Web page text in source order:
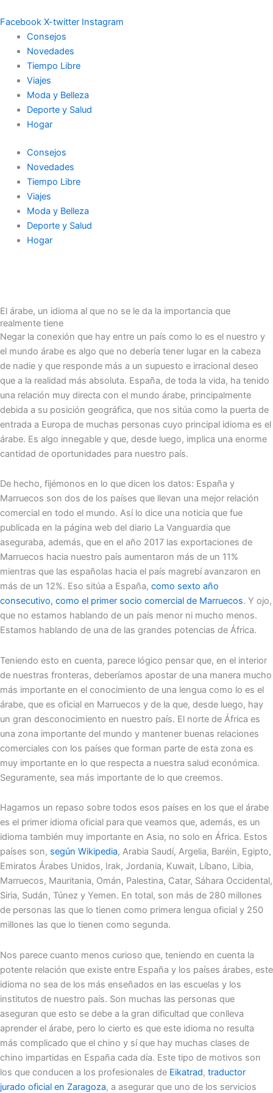
al
contenido
Facebook X-twitter Instagram
Consejos
Novedades
Tiempo Libre
Viajes
Moda y Belleza
Deporte y Salud
Hogar
Consejos
Novedades
Tiempo Libre
Viajes
Moda y Belleza
Deporte y Salud
Hogar
El árabe, un idioma al que no se le da la importancia que
realmente tiene
Negar la conexión que hay entre un país como lo es el nuestro y
el mundo árabe es algo que no debería tener lugar en la cabeza
de nadie y que responde más a un supuesto e irracional deseo
que a la realidad más absoluta. España, de toda la vida, ha tenido
una relación muy directa con el mundo árabe, principalmente
debida a su posición geográfica, que nos sitúa como la puerta de
entrada a Europa de muchas personas cuyo principal idioma es el
árabe. Es algo innegable y que, desde luego, implica una enorme
cantidad de oportunidades para nuestro país.
De hecho, fijémonos en lo que dicen los datos: España y
Marruecos son dos de los países que llevan una mejor relación
comercial en todo el mundo. Así lo dice una noticia que fue
publicada en la página web del diario La Vanguardia que
aseguraba, además, que en el año 2017 las exportaciones de
Marruecos hacia nuestro país aumentaron más de un 11%
mientras que las españolas hacia el país magrebí avanzaron en
más de un 12%. Eso sitúa a España, como sexto año
consecutivo, como el primer socio comercial de Marruecos. Y ojo,
que no estamos hablando de un país menor ni mucho menos.
Estamos hablando de una de las grandes potencias de África.
Teniendo esto en cuenta, parece lógico pensar que, en el interior
de nuestras fronteras, deberíamos apostar de una manera mucho
más importante en el conocimiento de una lengua como lo es el
árabe, que es oficial en Marruecos y de la que, desde luego, hay
un gran desconocimiento en nuestro país. El norte de África es
una zona importante del mundo y mantener buenas relaciones
comerciales con los países que forman parte de esta zona es
muy importante en lo que respecta a nuestra salud económica.
Seguramente, sea más importante de lo que creemos.
Hagamos un repaso sobre todos esos países en los que el árabe
es el primer idioma oficial para que veamos que, además, es un
idioma también muy importante en Asia, no solo en África. Estos
países son, según Wikipedia, Arabia Saudí, Argelia, Baréin, Egipto,
Emiratos Árabes Unidos, Irak, Jordania, Kuwait, Líbano, Libia,
Marruecos, Mauritania, Omán, Palestina, Catar, Sáhara Occidental,
Siria, Sudán, Túnez y Yemen. En total, son más de 280 millones
de personas las que lo tienen como primera lengua oficial y 250
millones las que lo tienen como segunda.
Nos parece cuanto menos curioso que, teniendo en cuenta la
potente relación que existe entre España y los países árabes, este
idioma no sea de los más enseñados en las escuelas y los
institutos de nuestro país. Son muchas las personas que
aseguran que esto se debe a la gran dificultad que conlleva
aprender el árabe, pero lo cierto es que este idioma no resulta
más complicado que el chino y sí que hay muchas clases de
chino impartidas en España cada día. Este tipo de motivos son
los que conducen a los profesionales de Eikatrad, traductor
jurado oficial en Zaragoza, a asegurar que uno de los servicios